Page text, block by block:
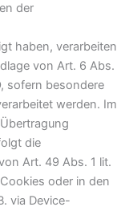
der
haben, verarbeiten
von Art. 6 Abs.
sofern besondere
werden. Im
die
Art. 49 Abs. 1 lit.
oder in den
via Device-